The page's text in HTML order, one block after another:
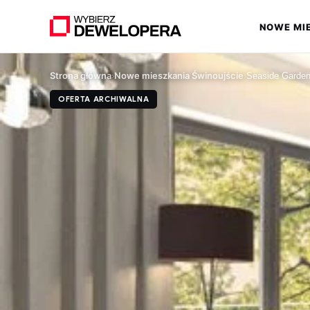
NOWE▾
Strona główna›Nowe mieszkania Świnoujście›Seaside
OFERTA ARCHIWALNA